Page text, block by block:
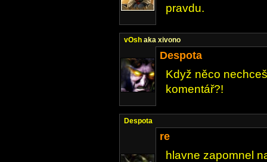
pravdu.
vOsh aka xivono
Despota
Když něco
komentář?!
Despota
re
hlavne zapomnel